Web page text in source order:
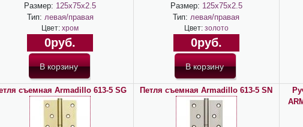
Размер: 125х75х2.5
Тип: левая/правая
Цвет: хром
0руб.
Размер: 125х75х2.5
Тип: левая/правая
Цвет: золото
0руб.
съемная Armadillo 613-5 SG Петля съемная Armadillo 613-5 SN